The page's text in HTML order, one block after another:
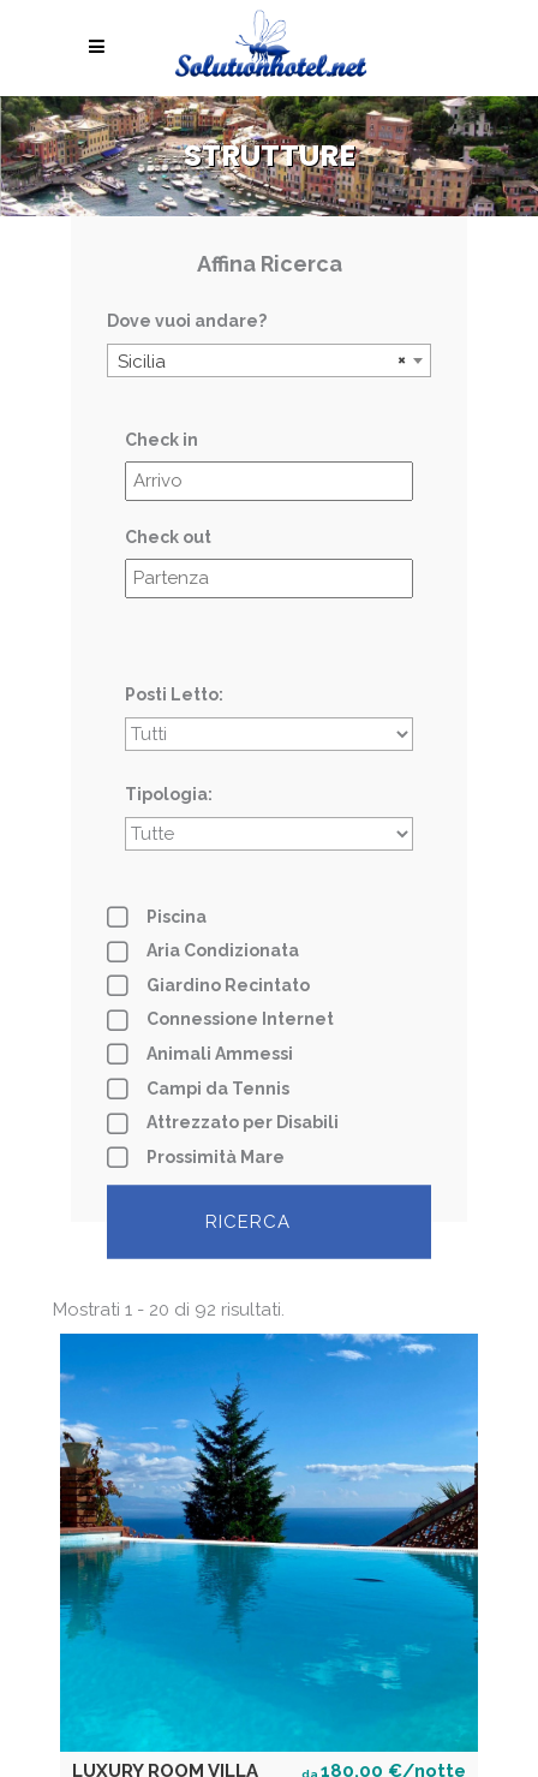
STRUTTURE
Affina Ricerca
Dove vuoi andare?
×
Sicilia
Check in
Check out
Posti Letto:
Tipologia:
Piscina
Aria Condizionata
Giardino Recintato
Connessione Internet
Animali Ammessi
Campi da Tennis
Attrezzato per Disabili
Prossimità Mare
Mostrati 1 - 20 di 92 risultati.
LUXURY ROOM VILLA da 180,00 €/notte